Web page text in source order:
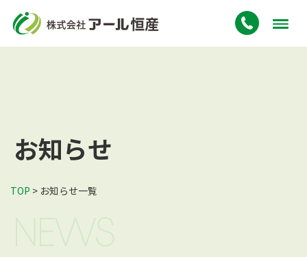
お知らせ
TOP > お知らせ一覧
NEWS